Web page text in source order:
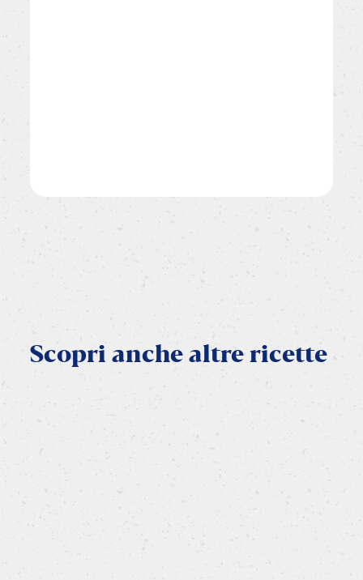
Scopri anche altre ricette